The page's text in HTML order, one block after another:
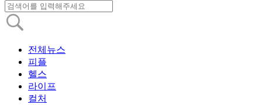
전체뉴스
피플
헬스
라이프
컬처